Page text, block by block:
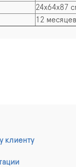
24х64х87
12 месяцев
клиенту